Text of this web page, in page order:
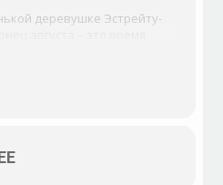
деревушке Эстрейту-
охватывают весь
– гуляет вся